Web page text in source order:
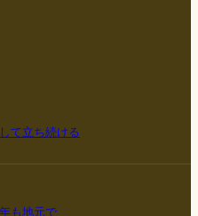
て立ち続ける
も地元で